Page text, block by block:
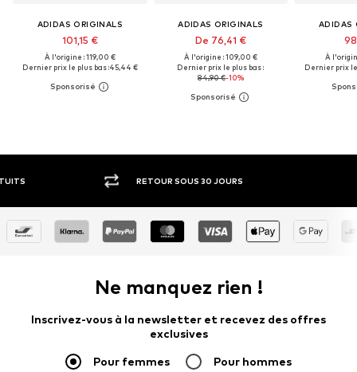
ADIDAS ORIGINALS
101,15 €
À l'origine : 119,00 €
Dernier prix le plus bas :45,44 €
ADIDAS ORIGINALS
De 76,41 €
À l'origine : 109,00 €
Dernier prix le plus bas :
84,90 €-10%
ADIDAS
À
Dernier prix le
RETOUR SOUS 30 JOURS
Ne manquez rien !
Inscrivez-vous à la newsletter et recevez des offres
exclusives
Pour femmes Pour hommes